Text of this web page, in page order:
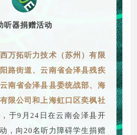
听器捐赠活动
西万拓听力技术（苏州）有限
路街道、云南省会泽县残疾
南省会泽县县委统战部、海
限公司和上海虹口区奕枫社
，于9月24日在云南会泽县开
，向20名听力障碍学生捐赠